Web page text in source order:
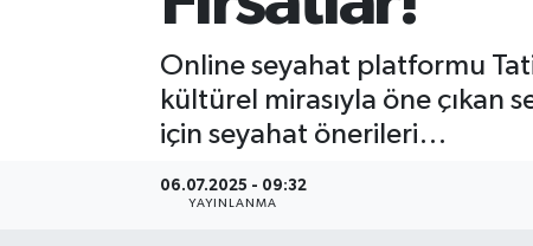
Online seyahat platformu
kültürel mirasıyla öne çıkan
için seyahat önerileri…
06.07.2025 - 09:32
YAYINLANMA